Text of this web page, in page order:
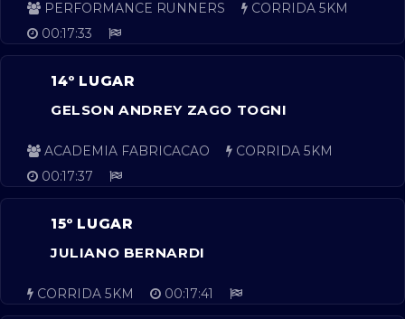
PERFORMANCE RUNNERS
CORRIDA 5KM
00:17:33
14º LUGAR
GELSON ANDREY ZAGO TOGNI
ACADEMIA FABRICACAO
CORRIDA 5KM
00:17:37
15º LUGAR
JULIANO BERNARDI
CORRIDA 5KM 00:17:41